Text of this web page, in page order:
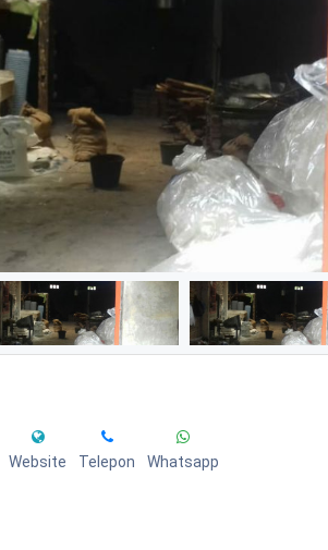
Website Telepon Whatsapp